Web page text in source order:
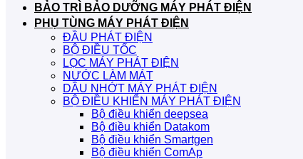
BẢO TRÌ BẢO DƯỠNG MÁY PHÁT ĐIỆN
PHỤ TÙNG MÁY PHÁT ĐIỆN
ĐẦU PHÁT ĐIỆN
BỘ ĐIỀU TỐC
LỌC MÁY PHÁT ĐIỆN
NƯỚC LÀM MÁT
DẦU NHỚT MÁY PHÁT ĐIỆN
BỘ ĐIỀU KHIỂN MÁY PHÁT ĐIỆN
Bộ điều khiển deepsea
Bộ điều khiển Datakom
Bộ điều khiển Smartgen
Bộ điều khiển ComAp